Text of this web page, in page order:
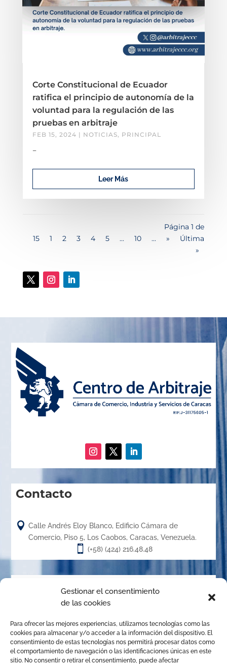
Gestionar el consentimiento
de las cookies
Para ofrecer las mejores experiencias, utilizamos tecnologías como las
cookies para almacenar y/o acceder a la información del dispositivo. El
consentimiento de estas tecnologías nos permitirá procesar datos como
el comportamiento de navegación o las identificaciones únicas en este
sitio. No consentir o retirar el consentimiento, puede afectar
Corte Constitucional de Ecuador
ratifica el principio de autonomía de la
voluntad para la regulación de las
pruebas en arbitraje
FEB 15, 2024 | NOTICIAS, PRINCIPAL
–
Leer Más
Página 1 de
15
1 2 3 4 5 ... 10 ... »
Última
»
Contacto
 Calle Andrés Eloy Blanco, Edificio Cámara de
Comercio, Piso 5, Los Caobos, Caracas, Venezuela.
 (+58) (424) 216.48.48
Acerca de
creado en el año 1.989, es un órgano de la Cámara de
Comercio, Industria y Servicios de Caracas, organizado de
conformidad con las disposiciones de la Ley de Arbitraje